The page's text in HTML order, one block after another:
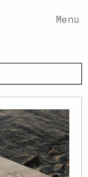
Menu